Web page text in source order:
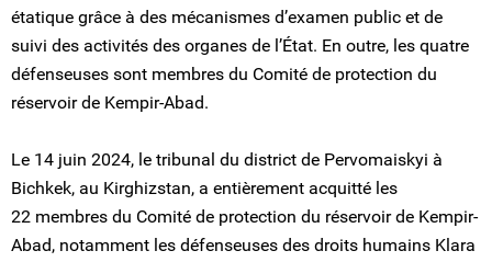
étatique grâce à des mécanismes d’examen public et de
suivi des activités des organes de l’État. En outre, les quatre
défenseuses sont membres du Comité de protection du
réservoir de Kempir-Abad.
Le 14 juin 2024, le tribunal du district de Pervomaiskyi à
Bichkek, au Kirghizstan, a entièrement acquitté les
22 membres du Comité de protection du réservoir de Kempir-
Abad, notamment les défenseuses des droits humains Klara